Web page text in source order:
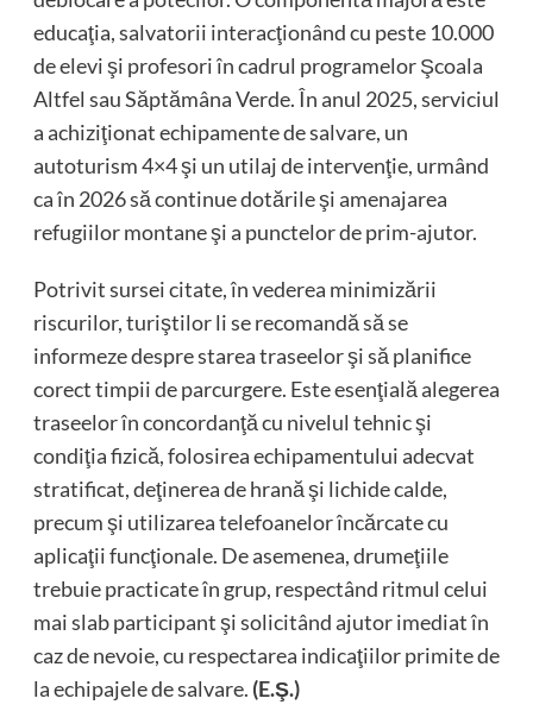
educaţia, salvatorii interacţionând cu peste 10.000
de elevi şi profesori în cadrul programelor Şcoala
Altfel sau Săptămâna Verde. În anul 2025, serviciul
a achiziţionat echipamente de salvare, un
autoturism 4×4 şi un utilaj de intervenţie, urmând
ca în 2026 să continue dotările şi amenajarea
refugiilor montane şi a punctelor de prim-ajutor.
Potrivit sursei citate, în vederea minimizării
riscurilor, turiştilor li se recomandă să se
informeze despre starea traseelor şi să planifice
corect timpii de parcurgere. Este esenţială alegerea
traseelor în concordanţă cu nivelul tehnic şi
condiţia fizică, folosirea echipamentului adecvat
stratificat, deţinerea de hrană şi lichide calde,
precum şi utilizarea telefoanelor încărcate cu
aplicaţii funcţionale. De asemenea, drumeţiile
trebuie practicate în grup, respectând ritmul celui
mai slab participant şi solicitând ajutor imediat în
caz de nevoie, cu respectarea indicaţiilor primite de
la echipajele de salvare. (E.Ş.)